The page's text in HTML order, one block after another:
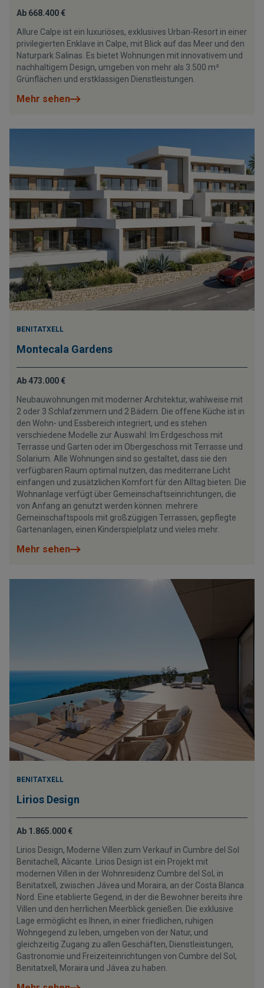
Ab 668.400 €
Allure Calpe ist ein luxuriöses, exklusives Urban-Resort in einer
privilegierten Enklave in Calpe, mit Blick auf das Meer und den
Naturpark Salinas. Es bietet Wohnungen mit innovativem und
nachhaltigem Design, umgeben von mehr als 3.500 m²
Grünflächen und erstklassigen Dienstleistungen.
Mehr sehen
BENITATXELL
Montecala Gardens
Ab 473.000 €
Neubauwohnungen mit moderner Architektur, wahlweise mit
2 oder 3 Schlafzimmern und 2 Bädern. Die offene Küche ist in
den Wohn- und Essbereich integriert, und es stehen
verschiedene Modelle zur Auswahl: Im Erdgeschoss mit
Terrasse und Garten oder im Obergeschoss mit Terrasse und
Solarium. Alle Wohnungen sind so gestaltet, dass sie den
verfügbaren Raum optimal nutzen, das mediterrane Licht
einfangen und zusätzlichen Komfort für den Alltag bieten. Die
Wohnanlage verfügt über Gemeinschaftseinrichtungen, die
von Anfang an genutzt werden können: mehrere
Gemeinschaftspools mit großzügigen Terrassen, gepflegte
Gartenanlagen, einen Kinderspielplatz und vieles mehr.
Mehr sehen
BENITATXELL
Lirios Design
Ab 1.865.000 €
Lirios Design, Moderne Villen zum Verkauf in Cumbre del Sol
Benitachell, Alicante. Lirios Design ist ein Projekt mit
modernen Villen in der Wohnresidenz Cumbre del Sol, in
Benitatxell, zwischen Jávea und Moraira, an der Costa Blanca
Nord. Eine etablierte Gegend, in der die Bewohner bereits ihre
Villen und den herrlichen Meerblick genießen. Die exklusive
Lage ermöglicht es Ihnen, in einer friedlichen, ruhigen
Wohngegend zu leben, umgeben von der Natur, und
gleichzeitig Zugang zu allen Geschäften, Dienstleistungen,
Gastronomie und Freizeiteinrichtungen von Cumbre del Sol,
Benitatxell, Moraira und Jávea zu haben.